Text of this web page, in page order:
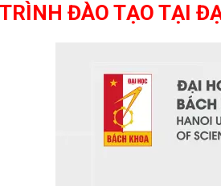
ĐÀO TẠO TẠI